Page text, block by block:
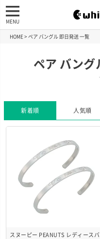
MENU
HOME ペア バングル 即日発送 一覧
ペア バング
新着順 人気順
スヌーピー PEANUTS レディースバ